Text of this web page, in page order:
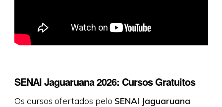
SENAI Jaguaruana 2026: Cursos Gratuitos
Os cursos ofertados pelo SENAI Jaguaruana